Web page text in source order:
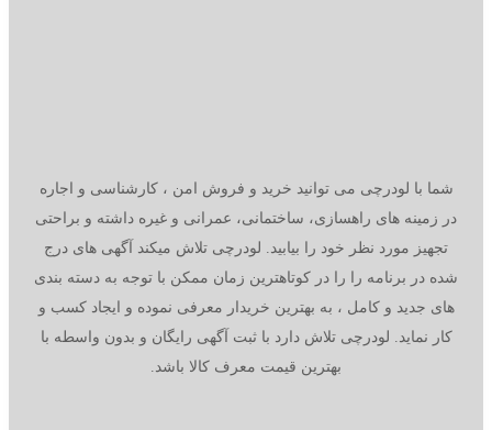
شما با لودرچی می توانید خرید و فروش امن ، کارشناسی و اجاره
در زمینه های راهسازی، ساختمانی، عمرانی و غیره داشته و براحتی
تجهیز مورد نظر خود را بیابید. لودرچی تلاش میکند آگهی های درج
شده در برنامه را را در کوتاهترین زمان ممکن با توجه به دسته بندی
های جدید و کامل ، به بهترین خریدار معرفی نموده و ایجاد کسب و
کار نماید. لودرچی تلاش دارد با ثبت آگهی رایگان و بدون واسطه با
بهترین قیمت معرف کالا باشد.